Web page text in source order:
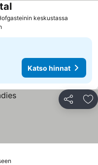
keskustassa
Katso hinnat
Katso hinnat
Jaa